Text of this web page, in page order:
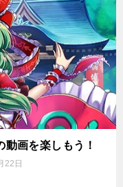
動画を楽しもう！
22日